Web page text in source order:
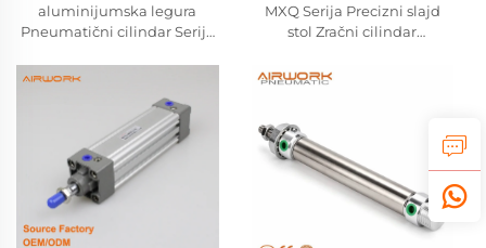
aluminijumska legura
Pneumatični cilindar Serija
kompaktni cilindar Airtac
proizvođač
MXQ Serija Precizni slajd
stol Zračni cilindar
Pneumatski cilindar